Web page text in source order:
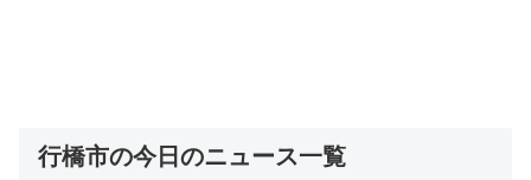
行橋市の今日のニュース一覧